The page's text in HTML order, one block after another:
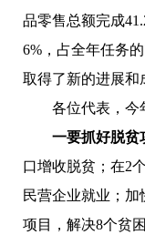
品零售总额完成
6%，占全年任务
取得了新的进展和
各位代表，今
一要抓好脱贫
口增收脱贫；在2
民营企业就业 ； 加
项目，解决8个贫